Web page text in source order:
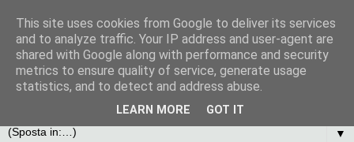
▼
This site uses cookies from Google to deliver its services
and to analyze traffic. Your IP address and user-agent are
shared with Google along with performance and security
metrics to ensure quality of service, generate usage
statistics, and to detect and address abuse.
LEARN MORE GOT IT